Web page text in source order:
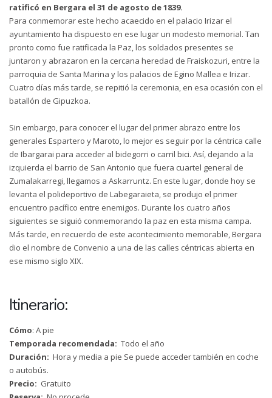
ratificó en Bergara el 31 de agosto de 1839.
Para conmemorar este hecho acaecido en el palacio Irizar el
ayuntamiento ha dispuesto en ese lugar un modesto memorial. Tan
pronto como fue ratificada la Paz, los soldados presentes se
juntaron y abrazaron en la cercana heredad de Fraiskozuri, entre la
parroquia de Santa Marina y los palacios de Egino Mallea e Irizar.
Cuatro días más tarde, se repitió la ceremonia, en esa ocasión con el
batallón de Gipuzkoa.
Sin embargo, para conocer el lugar del primer abrazo entre los
generales Espartero y Maroto, lo mejor es seguir por la céntrica calle
de Ibargarai para acceder al bidegorri o carril bici. Así, dejando a la
izquierda el barrio de San Antonio que fuera cuartel general de
Zumalakarregi, llegamos a Askarruntz. En este lugar, donde hoy se
levanta el polideportivo de Labegaraieta, se produjo el primer
encuentro pacífico entre enemigos. Durante los cuatro años
siguientes se siguió conmemorando la paz en esta misma campa.
Más tarde, en recuerdo de este acontecimiento memorable, Bergara
dio el nombre de Convenio a una de las calles céntricas abierta en
ese mismo siglo XIX.
Itinerario:
Cómo: A pie
Temporada recomendada: Todo el año
Duración: Hora y media a pie Se puede acceder también en coche
o autobús.
Precio: Gratuito